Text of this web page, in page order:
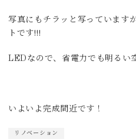
写真にもチラッと写っています
トです!!!
LEDなので、省電力でも明るい
いよいよ完成間近です！
リノベーション